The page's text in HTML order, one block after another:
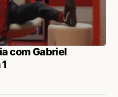
com Gabriel